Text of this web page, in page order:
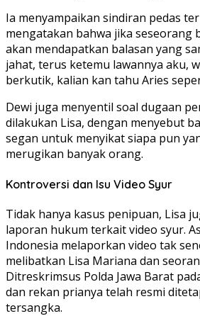
Ia menyampaikan sindiran pedas
mengatakan bahwa jika seseorang
akan mendapatkan balasan yang
jahat, terus ketemu lawannya aku,
berkutik, kalian kan tahu Aries
Dewi juga menyentil soal dugaan
dilakukan Lisa, dengan menyebut
segan untuk menyikat siapa pun
merugikan banyak orang.
Kontroversi dan Isu Video Syur
Tidak hanya kasus penipuan, Lisa
laporan hukum terkait video syur.
Indonesia melaporkan video tak
melibatkan Lisa Mariana dan
Ditreskrimsus Polda Jawa Barat
dan rekan prianya telah resmi
tersangka.